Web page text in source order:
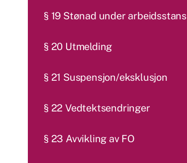
§ 19 Stønad under arbeidsstans
§ 20 Utmelding
§ 21 Suspensjon/eksklusjon
§ 22 Vedtektsendringer
§ 23 Avvikling av FO